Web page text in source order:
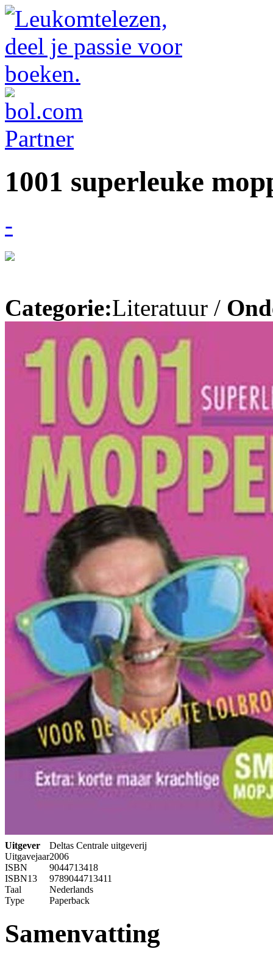
1001 superleuke
-
Categorie:Literatuur /
Uitgever
Deltas Centrale uitgeverij
Uitgavejaar2006
ISBN
9044713418
ISBN13
9789044713411
Taal
Nederlands
Type
Paperback
Samenvatting